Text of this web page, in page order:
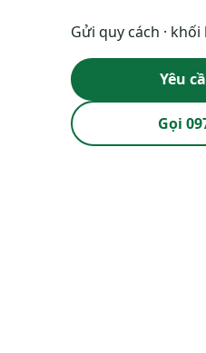
Gửi quy cách ·
Yêu
Gọi